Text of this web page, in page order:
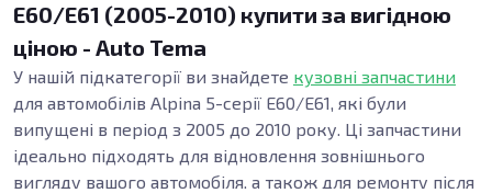
E60/E61 (2005-2010) купити за вигідною
ціною - Auto Tema
У нашій підкатегорії ви знайдете кузовні запчастини
для автомобілів Alpina 5-серії E60/E61, які були
випущені в період з 2005 до 2010 року. Ці запчастини
ідеально підходять для відновлення зовнішнього
вигляду вашого автомобіля, а також для ремонту після